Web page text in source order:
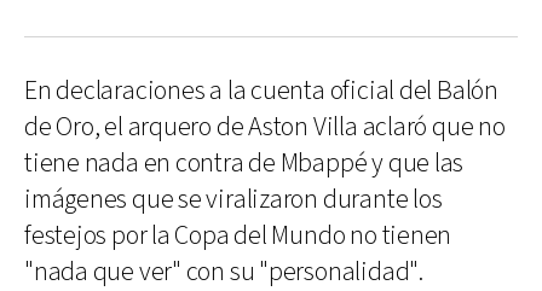
En declaraciones a la cuenta oficial del Balón
de Oro, el arquero de Aston Villa aclaró que no
tiene nada en contra de Mbappé y que las
imágenes que se viralizaron durante los
festejos por la Copa del Mundo no tienen
"nada que ver" con su "personalidad".